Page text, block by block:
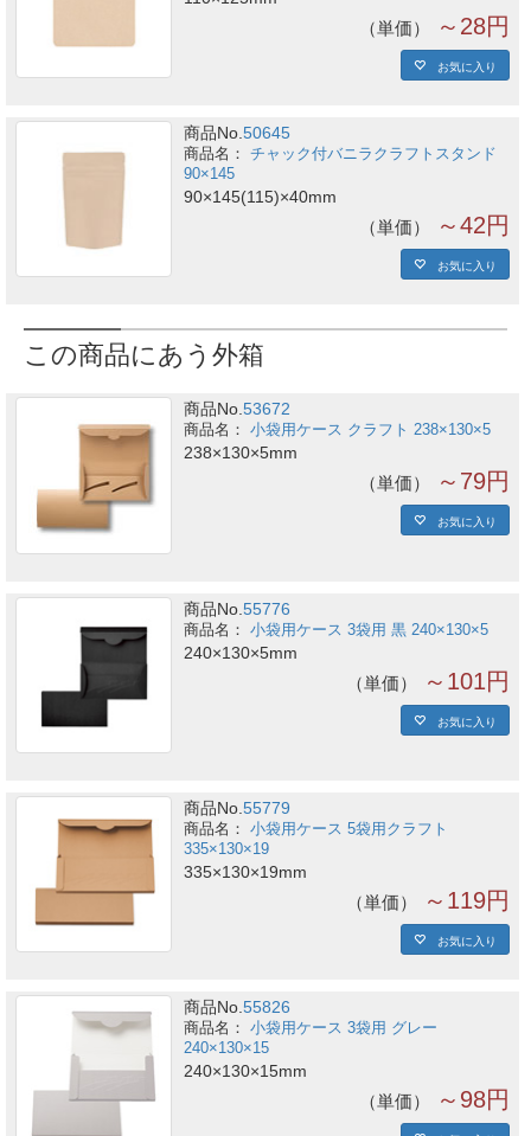
単価 ～28円
お気に入り
商品No.50645
チャック付バニラクラフトスタンド
90×145
90×145(115)×40mm
単価 ～42円
お気に入り
この商品にあう外箱
商品No.53672
小袋用ケース クラフト 238×130×5
238×130×5mm
単価 ～79円
お気に入り
商品No.55776
小袋用ケース 3袋用 黒 240×130×5
240×130×5mm
単価 ～101円
お気に入り
商品No.55779
小袋用ケース 5袋用クラフト
335×130×19
335×130×19mm
単価 ～119円
お気に入り
商品No.55826
小袋用ケース 3袋用 グレー
240×130×15
240×130×15mm
単価 ～98円